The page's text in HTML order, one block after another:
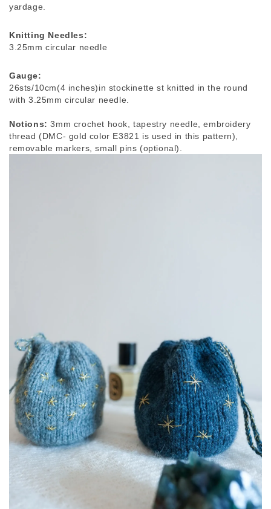
yardage.
Knitting Needles:
3.25mm circular needle
Gauge:
26sts/10cm(4 inches)in stockinette st knitted in the round
with 3.25mm circular needle.
Notions: 3mm crochet hook, tapestry needle, embroidery
thread (DMC- gold color E3821 is used in this pattern),
removable markers, small pins (optional).